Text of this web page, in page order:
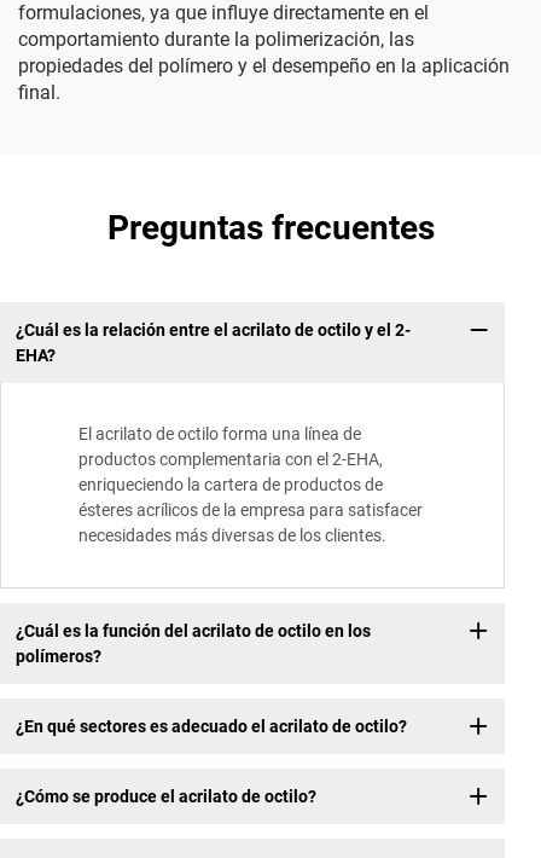
formulaciones, ya que influye directamente en el
comportamiento durante la polimerización, las
propiedades del polímero y el desempeño en la aplicación
final.
Preguntas frecuentes
¿Cuál es la relación entre el acrilato de octilo y el 2-
EHA?
El acrilato de octilo forma una línea de
productos complementaria con el 2-EHA,
enriqueciendo la cartera de productos de
ésteres acrílicos de la empresa para satisfacer
necesidades más diversas de los clientes.
¿Cuál es la función del acrilato de octilo en los
polímeros?
¿En qué sectores es adecuado el acrilato de octilo?
¿Cómo se produce el acrilato de octilo?